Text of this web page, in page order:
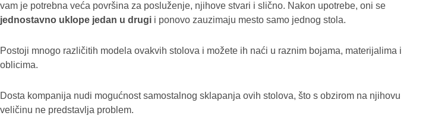
vam je potrebna veća površina za posluženje, njihove stvari i slično. Nakon upotrebe, oni se
jednostavno uklope jedan u drugi i ponovo zauzimaju mesto samo jednog stola.
Postoji mnogo različitih modela ovakvih stolova i možete ih naći u raznim bojama, materijalima i
oblicima.
Dosta kompanija nudi mogućnost samostalnog sklapanja ovih stolova, što s obzirom na njihovu
veličinu ne predstavlja problem.